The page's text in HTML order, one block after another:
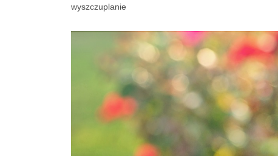
wyszczuplanie